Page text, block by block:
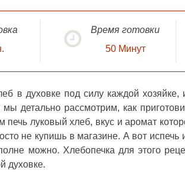
Время готовки
50 Минут
в духовкепод силу каждой хозяйке,
детально рассмотрим, как
луковый хлеб, вкус и аромат
не купишь в магазине. А вот
можно. Хлебопечка для этого
духовке.